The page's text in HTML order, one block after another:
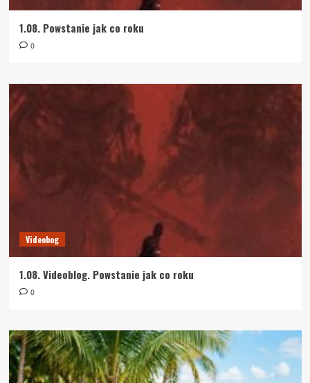
1.08. Powstanie jak co roku
0
Videobog
1.08. Videoblog. Powstanie jak co roku
0